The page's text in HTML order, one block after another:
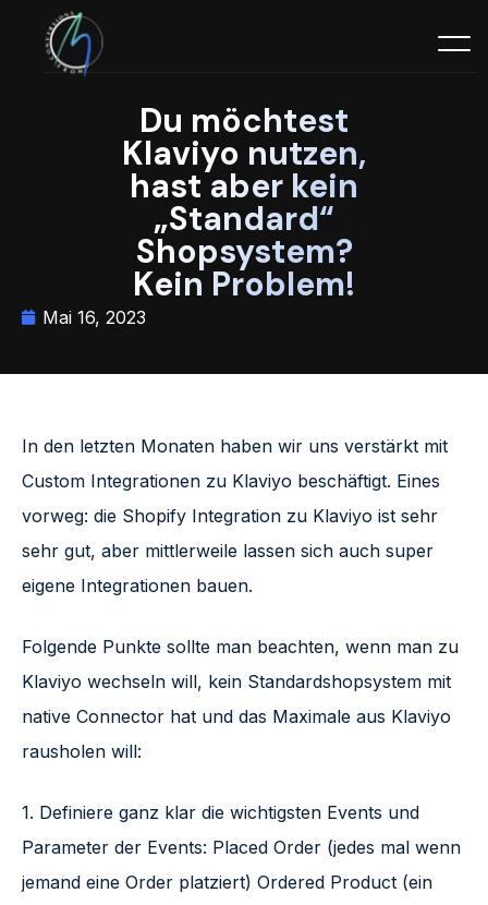
Du möchtest
Klaviyo nutzen,
hast aber kein
„Standard“
Shopsystem?
Kein Problem!
Mai 16, 2023
In den letzten Monaten haben wir uns verstärkt mit
Custom Integrationen zu Klaviyo beschäftigt. Eines
vorweg: die Shopify Integration zu Klaviyo ist sehr
sehr gut, aber mittlerweile lassen sich auch super
eigene Integrationen bauen.
Folgende Punkte sollte man beachten, wenn man zu
Klaviyo wechseln will, kein Standardshopsystem mit
native Connector hat und das Maximale aus Klaviyo
rausholen will:
1. Definiere ganz klar die wichtigsten Events und
Parameter der Events: Placed Order (jedes mal wenn
jemand eine Order platziert) Ordered Product (ein